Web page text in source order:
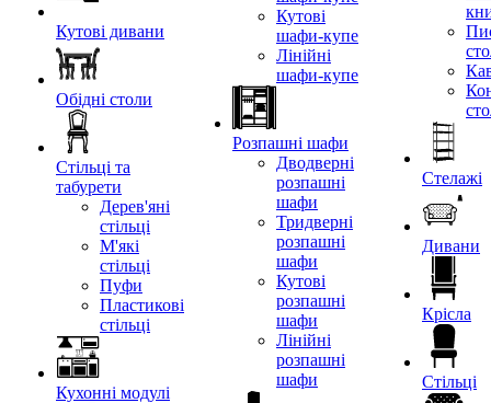
Кутові дивани
Обідні столи
Стільці та
табурети
Дерев'яні
стільці
М'які
стільці
Пуфи
Пластикові
стільці
Кухонні модулі
Кутові
шафи-купе
Лінійні
шафи-купе
Розпашні шафи
Дводверні
розпашні
шафи
Тридверні
розпашні
шафи
Кутові
розпашні
шафи
Лінійні
розпашні
шафи
Стелажі
Дивани
Крісла
Стільці